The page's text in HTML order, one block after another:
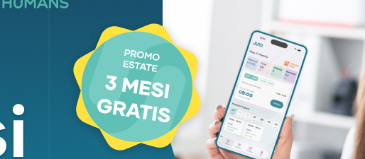
riattivare l’energia elettrica a quasi tutti i cittadini,
presente sul territorio.
non attive. Ne sono state ripristinate quasi 6mila in tre
ripristinare le cabine raggiungibili, in attesa che l’acqua,
massiccia, defluisse liberando le altre.
le operazioni di pompaggio dell’acqua: 250mila metri